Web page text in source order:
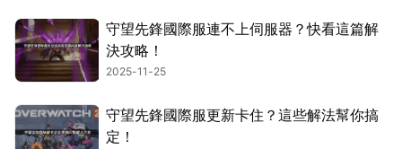
守望先鋒國際服連不上伺服器？快看這篇解
決攻略！
2025-11-25
守望先鋒國際服更新卡住？這些解法幫你搞
定！